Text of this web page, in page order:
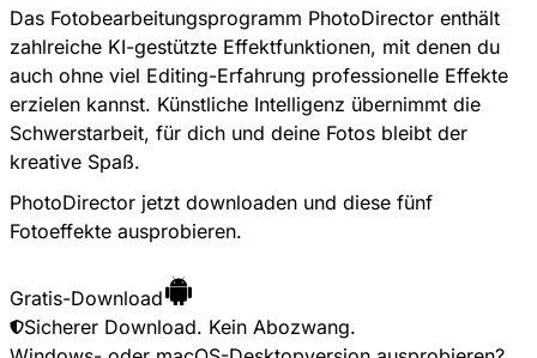
Das Fotobearbeitungsprogramm PhotoDirector enthält
zahlreiche KI-gestützte Effektfunktionen, mit denen du
auch ohne viel Editing-Erfahrung professionelle Effekte
erzielen kannst. Künstliche Intelligenz übernimmt die
Schwerstarbeit, für dich und deine Fotos bleibt der
kreative Spaß.
PhotoDirector jetzt downloaden und diese fünf
Fotoeffekte ausprobieren.
Gratis-Download
Sicherer Download. Kein Abozwang.